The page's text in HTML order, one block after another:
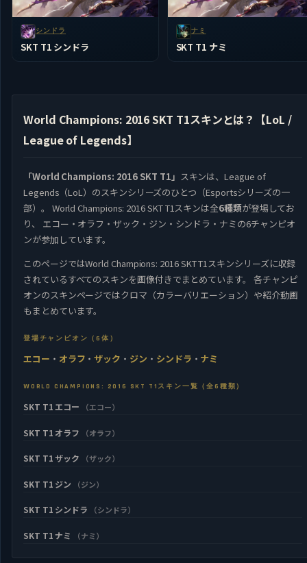
シンドラ
SKT T1 シンドラ
ナミ
SKT T1 ナミ
World Champions: 2016 SKT T1スキンとは？【LoL /
League of Legends】
「World Champions: 2016 SKT T1」 スキンは、League of
Legends（LoL）のスキンシリーズのひとつ（Esportsシリーズの一
部）。 World Champions: 2016 SKT T1スキンは全6種類が登場してお
り、 エコー・オラフ・ザック・ジン・シンドラ・ナミの6チャンピオ
ンが参加しています。
このページではWorld Champions: 2016 SKT T1スキンシリーズに収録
されているすべてのスキンを画像付きでまとめています。 各チャンピ
オンのスキンページではクロマ（カラーバリエーション）や紹介動画
もまとめています。
登場チャンピオン（6体）
エコー ・ オラフ ・ザック ・ ジン ・ シンドラ ・ ナミ
WORLD CHAMPIONS: 2016 SKT T1スキン一覧（全6種類）
SKT T1 エコー （エコー）
SKT T1 オラフ （オラフ）
SKT T1 ザック （ザック）
SKT T1 ジン （ジン）
SKT T1 シンドラ （シンドラ）
SKT T1 ナミ （ナミ）